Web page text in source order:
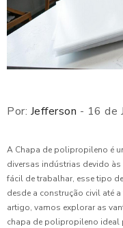
Por: Jefferson - 16 de
A Chapa de polipropileno é
diversas indústrias devido às
fácil de trabalhar, esse tipo
desde a construção civil até
artigo, vamos explorar as
chapa de polipropileno ideal